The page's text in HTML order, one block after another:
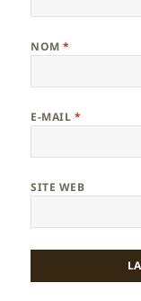
NOM*
E-MAIL *
SITE WEB